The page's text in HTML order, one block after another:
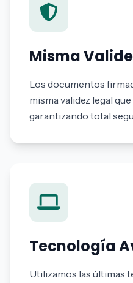
Misma
Los documentos
misma validez legal
garantizando total
Tecnología
Utilizamos las últimas